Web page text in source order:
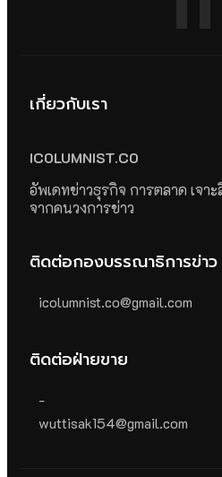
เกี่ยวกับเรา
ICOLUMNIST.CO
อัพเดทข่าวธุรกิจ การตลาด เจา
จากคนวงการข่าว
ติดต่อกองบรรณาธิการข่าว
icolumnist.co@gmail.com
ติดต่อฝ่ายขาย
-
wuttisak154@gmail.com